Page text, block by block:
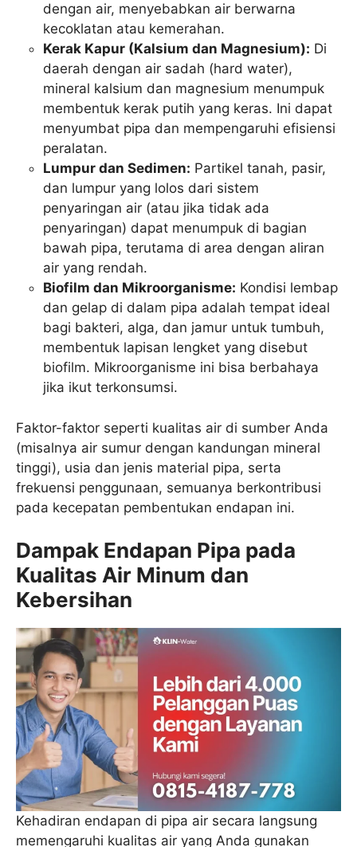
dengan air, menyebabkan air berwarna
kecoklatan atau kemerahan.
Kerak Kapur (Kalsium dan Magnesium): Di
daerah dengan air sadah (hard water),
mineral kalsium dan magnesium menumpuk
membentuk kerak putih yang keras. Ini dapat
menyumbat pipa dan mempengaruhi efisiensi
peralatan.
Lumpur dan Sedimen: Partikel tanah, pasir,
dan lumpur yang lolos dari sistem
penyaringan air (atau jika tidak ada
penyaringan) dapat menumpuk di bagian
bawah pipa, terutama di area dengan aliran
air yang rendah.
Biofilm dan Mikroorganisme: Kondisi lembap
dan gelap di dalam pipa adalah tempat ideal
bagi bakteri, alga, dan jamur untuk tumbuh,
membentuk lapisan lengket yang disebut
biofilm. Mikroorganisme ini bisa berbahaya
jika ikut terkonsumsi.
Faktor-faktor seperti kualitas air di sumber Anda
(misalnya air sumur dengan kandungan mineral
tinggi), usia dan jenis material pipa, serta
frekuensi penggunaan, semuanya berkontribusi
pada kecepatan pembentukan endapan ini.
Dampak Endapan Pipa pada
Kualitas Air Minum dan
Kebersihan
Kehadiran endapan di pipa air secara langsung
memengaruhi kualitas air yang Anda gunakan